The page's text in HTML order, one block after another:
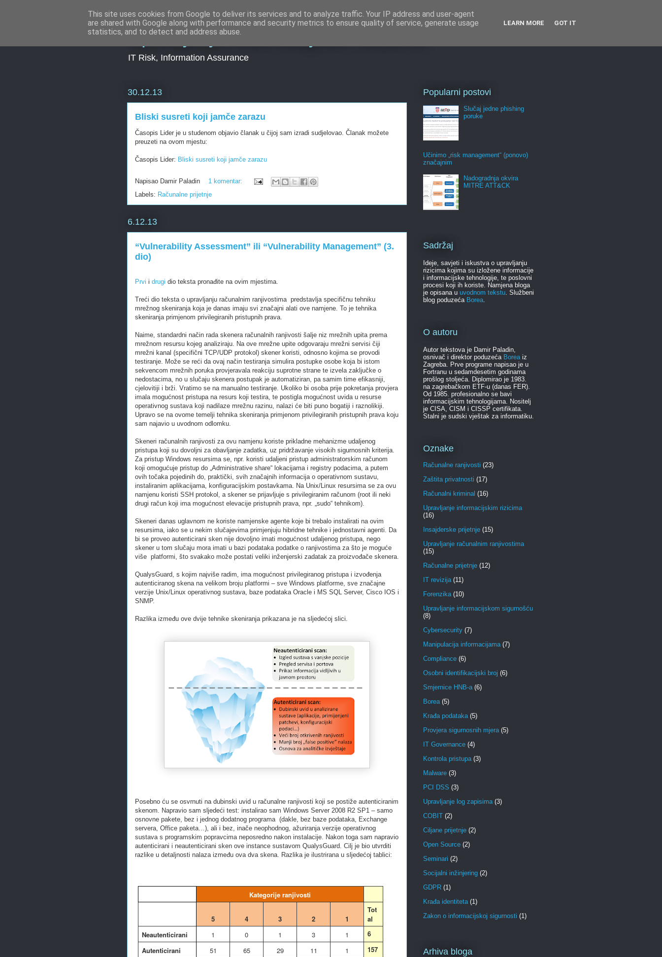
Upravljanje informacijskim rizicima
IT Risk, Information Assurance
30.12.13
Bliski susreti koji jamče zarazu
Časopis Lider je u studenom objavio članak u čijoj sam izradi sudjelovao. Članak možete
preuzeti na ovom mjestu:
Časopis Lider: Bliski susreti koji jamče zarazu
Napisao Damir Paladin
1 komentar:
Labels: Računalne prijetnje
6.12.13
“Vulnerability Assessment” ili “Vulnerability Management” (3.
dio)
Prvi i drugi dio teksta pronađite na ovim mjestima.
Treći dio teksta o upravljanju računalnim ranjivostima predstavlja specifičnu tehniku
mrežnog skeniranja koja je danas imaju svi značajni alati ove namjene. To je tehnika
skeniranja primjenom privilegiranih pristupnih prava.
Naime, standardni način rada skenera računalnih ranjivosti šalje niz mrežnih upita prema
mrežnom resursu kojeg analiziraju. Na ove mrežne upite odgovaraju mrežni servisi čiji
mrežni kanal (specifični TCP/UDP protokol) skener koristi, odnosno kojima se provodi
testiranje. Može se reći da ovaj način testiranja simulira postupke osobe koja bi istom
sekvencom mrežnih poruka provjeravala reakciju suprotne strane te izvela zaključke o
nedostacima, no u slučaju skenera postupak je automatiziran, pa samim time efikasniji,
cjelovitiji i brži. Vratimo se na manualno testiranje. Ukoliko bi osoba prije pokretanja provjera
imala mogućnost pristupa na resurs koji testira, te postigla mogućnost uvida u resurse
operativnog sustava koji nadilaze mrežnu razinu, nalazi će biti puno bogatiji i raznolikiji.
Upravo se na ovome temelji tehnika skeniranja primjenom privilegiranih pristupnih prava koju
sam najavio u uvodnom odlomku.
Skeneri računalnih ranjivosti za ovu namjenu koriste prikladne mehanizme udaljenog
pristupa koji su dovoljni za obavljanje zadatka, uz pridržavanje visokih sigurnosnih kriterija.
Za pristup Windows resursima se, npr. koristi udaljeni pristup administratorskim računom
koji omogućuje pristup do „Administrative share“ lokacijama i registry podacima, a putem
ovih točaka pojedinih do, praktički, svih značajnih informacija o operativnom sustavu,
instaliranim aplikacijama, konfiguracijskim postavkama. Na Unix/Linux resursima se za ovu
namjenu koristi SSH protokol, a skener se prijavljuje s privilegiranim računom (root ili neki
drugi račun koji ima mogućnost elevacije pristupnih prava, npr. „sudo“ tehnikom).
Skeneri danas uglavnom ne koriste namjenske agente koje bi trebalo instalirati na ovim
resursima, iako se u nekim slučajevima primjenjuju hibridne tehnike i jednostavni agenti. Da
bi se proveo autenticirani sken nije dovoljno imati mogućnost udaljenog pristupa, nego
skener u tom slučaju mora imati u bazi podataka podatke o ranjivostima za što je moguće
više platformi, što svakako može postati veliki inženjerski zadatak za proizvođače skenera.
QualysGuard, s kojim najviše radim, ima mogućnost privilegiranog pristupa i izvođenja
autenticiranog skena na velikom broju platformi – sve Windows platforme, sve značajne
verzije Unix/Linux operativnog sustava, baze podataka Oracle i MS SQL Server, Cisco IOS i
SNMP.
Razlika između ove dvije tehnike skeniranja prikazana je na sljedećoj slici.
Posebno ću se osvrnuti na dubinski uvid u računalne ranjivosti koji se postiže autenticiranim
skenom. Napravio sam sljedeći test: instalirao sam Windows Server 2008 R2 SP1 – samo
osnovne pakete, bez i jednog dodatnog programa (dakle, bez baze podataka, Exchange
servera, Office paketa…), ali i bez, inače neophodnog, ažuriranja verzije operativnog
sustava s programskim popravcima neposredno nakon instalacije. Nakon toga sam napravio
autenticirani i neautenticirani sken ove instance sustavom QualysGuard. Cilj je bio utvrditi
razlike u detaljnosti nalaza između ova dva skena. Razlika je ilustrirana u sljedećoj tablici:
Kategorije ranjivosti
5 4 3 2 1
Tot
al
Neautenticirani
1 0 1 3 1
6
Autenticirani
51 65 29 11 1 157
Popularni postovi
Slučaj jedne phishing
poruke
Učinimo „risk management“ (ponovo)
značajnim
Nadogradnja okvira
MITRE ATT&CK
Sadržaj
Ideje, savjeti i iskustva o upravljanju
rizicima kojima su izložene informacije
i informacijske tehnologije, te poslovni
procesi koji ih koriste. Namjena bloga
je opisana u uvodnom tekstu. Službeni
blog poduzeća Borea.
O autoru
Autor tekstova je Damir Paladin,
osnivač i direktor poduzeća Borea iz
Zagreba. Prve programe napisao je u
Fortranu u sedamdesetim godinama
prošlog stoljeća. Diplomirao je 1983.
na zagrebačkom ETF-u (danas FER).
Od 1985. profesionalno se bavi
informacijskim tehnologijama. Nositelj
je CISA, CISM i CISSP certifikata.
Stalni je sudski vještak za informatiku.
Oznake
Računalne ranjivosti (23)
Zaštita privatnosti (17)
Računalni kriminal (16)
Upravljanje informacijskim rizicima
(16)
Insajderske prijetnje (15)
Upravljanje računalnim ranjivostima
(15)
Računalne prijetnje (12)
IT revizija (11)
Forenzika (10)
Upravljanje informacijskom sigurnošću
(8)
Cybersecurity (7)
Manipulacija informacijama (7)
Compliance (6)
Osobni identifikacijski broj (6)
Smjernice HNB-a (6)
Borea (5)
Krađa podataka (5)
Provjera sigurnosnih mjera (5)
IT Governance (4)
Kontrola pristupa (3)
Malware (3)
PCI DSS (3)
Upravljanje log zapisima (3)
COBIT (2)
Ciljane prijetnje (2)
Open Source (2)
Seminari (2)
Socijalni inžinjering (2)
GDPR (1)
Krađa identiteta (1)
Zakon o informacijskoj sigurnosti (1)
Arhiva bloga
This site uses cookies from Google to deliver its services and to analyze traffic. Your IP address and user-agent
are shared with Google along with performance and security metrics to ensure quality of service, generate usage
statistics, and to detect and address abuse.
LEARN MORE GOT IT